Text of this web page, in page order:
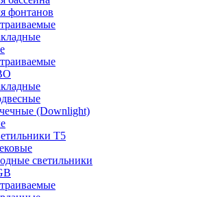
фонтанов
(Downlight)
Т5
светильники